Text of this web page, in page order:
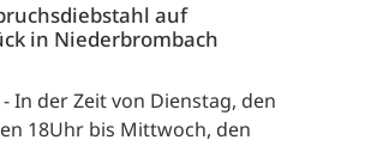
auf
in Niederbrombach
In der Zeit von Dienstag, den
18Uhr bis Mittwoch, den